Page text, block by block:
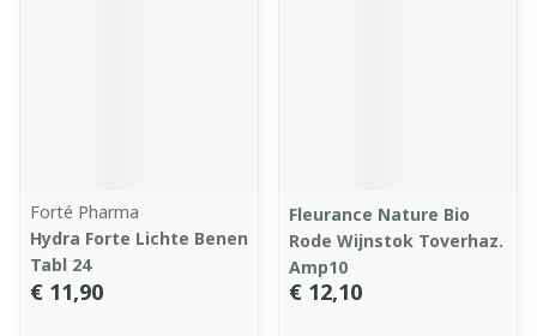
Forté Pharma
Hydra Forte Lichte Benen
Tabl 24
€ 11,90
Fleurance Nature Bio
Rode Wijnstok Toverhaz.
Amp10
€ 12,10